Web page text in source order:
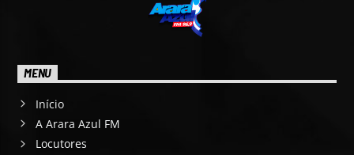
MENU
Início
A Arara Azul FM
Locutores